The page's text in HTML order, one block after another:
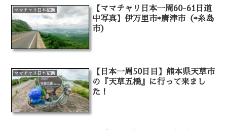
ママチャリ日本縦断
【ママチャリ日本一周60-61日道
中写真】伊万里市⇨唐津市（⇨糸島
市）
ママチャリ日本縦断
【日本一周50日目】熊本県天草市
の『天草五橋』に行って来まし
た！